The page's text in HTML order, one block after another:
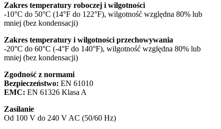
Zakres temperatury roboczej i wilgotności
-10°C do 50°C (14°F do 122°F), wilgotność względna 80% lub
mniej (bez kondensacji)
Zakres temperatury i wilgotności przechowywania
-20°C do 60°C (-4°F do 140°F), wilgotność względna 80% lub
mniej (bez kondensacji)
Zgodność z normami
Bezpieczeństwo: EN 61010
EMC: EN 61326 Klasa A
Zasilanie
Od 100 V do 240 V AC (50/60 Hz)